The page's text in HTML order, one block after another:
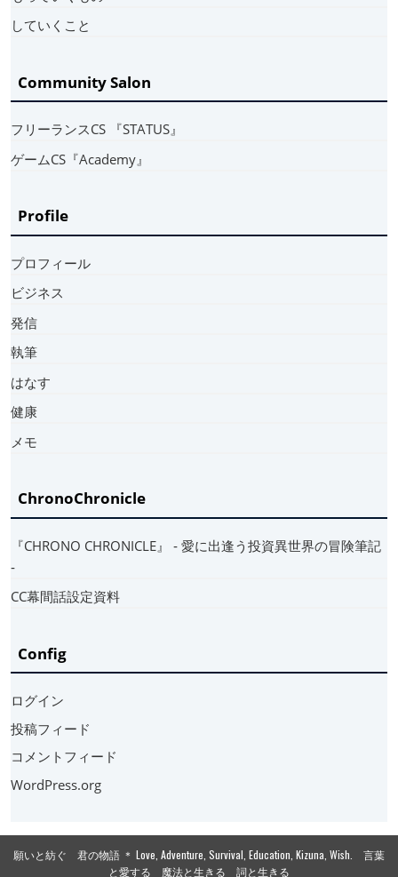
していくこと
Community Salon
フリーランスCS 『STATUS』
ゲームCS『Academy』
Profile
プロフィール
ビジネス
発信
執筆
はなす
健康
メモ
ChronoChronicle
『CHRONO CHRONICLE』 ‐ 愛に出逢う投資異世界の冒険筆記
‐
CC幕間話設定資料
Config
ログイン
投稿フィード
コメントフィード
WordPress.org
願いと紡ぐ 君の物語 ＊ Love, Adventure, Survival, Education, Kizuna, Wish. 言葉
と愛する 魔法と生きる 詞と生きる